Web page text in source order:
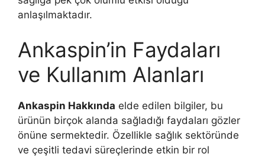
anlaşılmaktadır.
Ankaspin’in Faydaları
ve Kullanım Alanları
Ankaspin Hakkında elde edilen bilgiler, bu
ürünün birçok alanda sağladığı faydaları gözler
önüne sermektedir. Özellikle sağlık sektöründe
ve çeşitli tedavi süreçlerinde etkin bir rol